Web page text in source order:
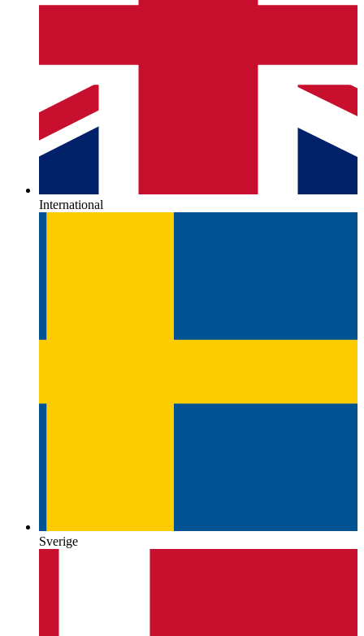
International
Sverige